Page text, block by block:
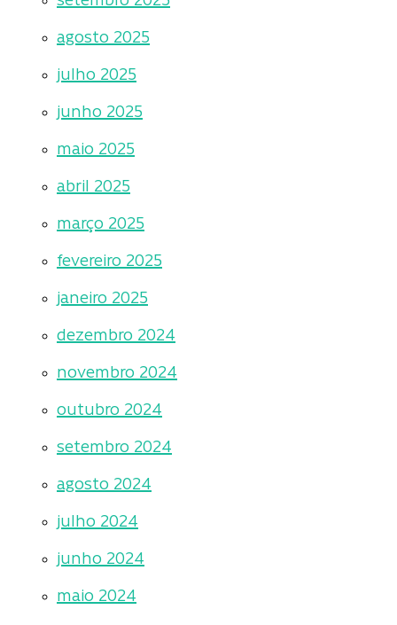
agosto 2025
julho 2025
junho 2025
maio 2025
abril 2025
março 2025
fevereiro 2025
janeiro 2025
dezembro 2024
novembro 2024
outubro 2024
setembro 2024
agosto 2024
julho 2024
junho 2024
maio 2024